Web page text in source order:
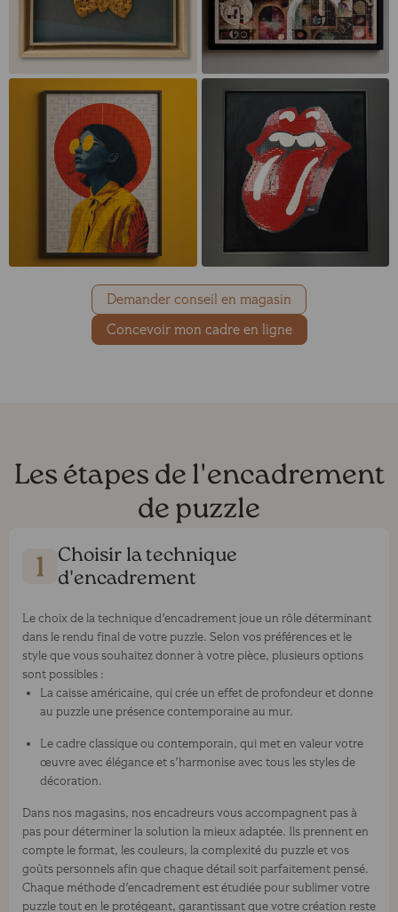
Demander conseil en magasin
Concevoir mon cadre en ligne
Les étapes de l'encadrement
de puzzle
Choisir la technique
d'encadrement
Le choix de la technique d'encadrement joue un rôle déterminant
dans le rendu final de votre puzzle. Selon vos préférences et le
style que vous souhaitez donner à votre pièce, plusieurs options
sont possibles :
La caisse américaine, qui crée un effet de profondeur et donne
au puzzle une présence contemporaine au mur.
Le cadre classique ou contemporain, qui met en valeur votre
œuvre avec élégance et s'harmonise avec tous les styles de
décoration.
Dans nos magasins, nos encadreurs vous accompagnent pas à
pas pour déterminer la solution la mieux adaptée. Ils prennent en
compte le format, les couleurs, la complexité du puzzle et vos
goûts personnels afin que chaque détail soit parfaitement pensé.
Chaque méthode d'encadrement est étudiée pour sublimer votre
puzzle tout en le protégeant, garantissant que votre création reste